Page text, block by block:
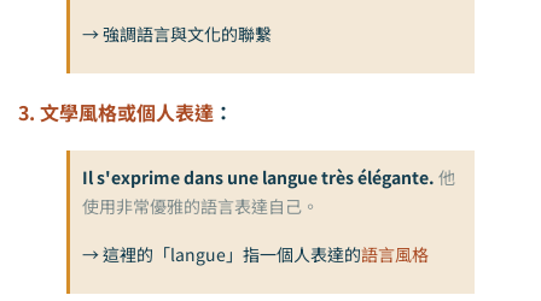
→ 強調語言與文化的聯繫
3. 文學風格或個人表達 ：
Il s'exprime dans une langue très élégante. 他
使用非常優雅的語言表達自己。
→ 這裡的「langue」指一個人表達的語言風格